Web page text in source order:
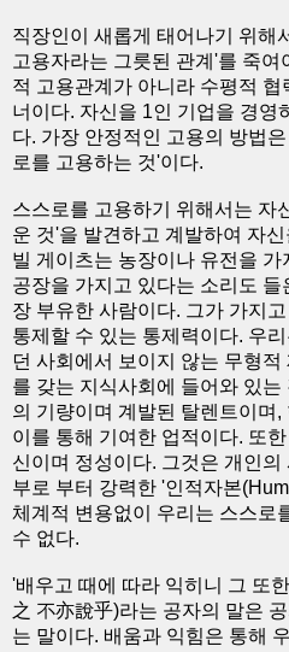
직장인이 새롭게 태어나기 위해
고용자라는 그릇된 관계'를 죽여
적 고용관계가 아니라 수평적
너이다. 자신을 1인 기업을 경영
다. 가장 안정적인 고용의 방법
로를 고용하는 것'이다.
스스로를 고용하기 위해서는 자
운 것'을 발견하고 계발하여 자
빌 게이츠는 농장이나 유전을
공장을 가지고 있다는 소리도
장 부유한 사람이다. 그가 가지
통제할 수 있는 통제력이다. 우
던 사회에서 보이지 않는 무형적
를 갖는 지식사회에 들어와 있
의 기량이며 계발된 탈렌트이며
이를 통해 기여한 업적이다. 또
신이며 정성이다. 그것은 개인의
부로 부터 강력한 '인적자본
체계적 변용없이 우리는 스스로
수 없다.
'배우고 때에 따라 익히니 그 또
之 不亦說乎)라는 공자의 말은
는 말이다. 배움과 익힘은 통해